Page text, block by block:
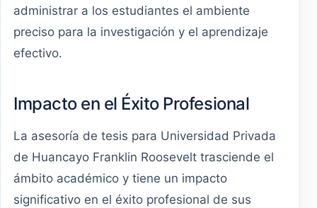
administrar a los estudiantes el ambiente
preciso para la investigación y el aprendizaje
efectivo.
Impacto en el Éxito Profesional
La asesoría de tesis para Universidad Privada
de Huancayo Franklin Roosevelt trasciende el
ámbito académico y tiene un impacto
significativo en el éxito profesional de sus